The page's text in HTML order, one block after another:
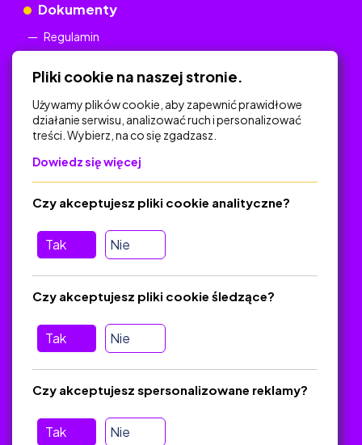
Dokumenty
Regulamin
Na skróty
Polityka Prywatności
O platformie
Baza materiałów dydaktycznych
Jak zostać autorem
wiadomość nie trafiła do folderu SPAM)
Pliki cookie na naszej stronie.
Używamy plików cookie, aby zapewnić prawidłowe
działanie serwisu, analizować ruch i personalizować
treści. Wybierz, na co się zgadzasz.
Dowiedz się więcej
Tak Nie
Czy akceptujesz pliki cookie analityczne?
Tak Nie
Czy akceptujesz pliki cookie śledzące?
Tak Nie
Czy akceptujesz spersonalizowane reklamy?